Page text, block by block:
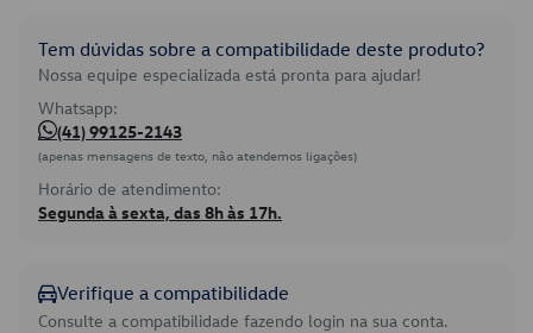
Tem dúvidas sobre a compatibilidade deste produto?
Nossa equipe especializada está pronta para ajudar!
Whatsapp:
(41) 99125-2143
(apenas mensagens de texto, não atendemos ligações)
Horário de atendimento:
Segunda à sexta, das 8h às 17h.
Verifique a compatibilidade
Consulte a compatibilidade fazendo login na sua conta.